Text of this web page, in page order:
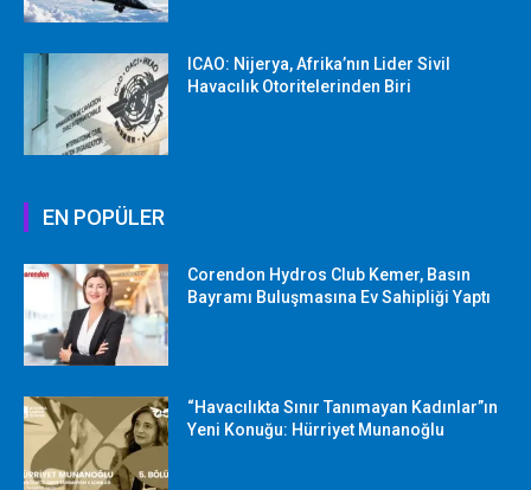
ICAO: Nijerya, Afrika’nın Lider Sivil
Havacılık Otoritelerinden Biri
EN POPÜLER
Corendon Hydros Club Kemer, Basın
Bayramı Buluşmasına Ev Sahipliği Yaptı
“Havacılıkta Sınır Tanımayan Kadınlar”ın
Yeni Konuğu: Hürriyet Munanoğlu